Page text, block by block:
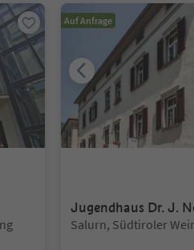
Auf Anfrage
Jugendhaus Dr. J.
Standort:
Salurn, Südtiroler